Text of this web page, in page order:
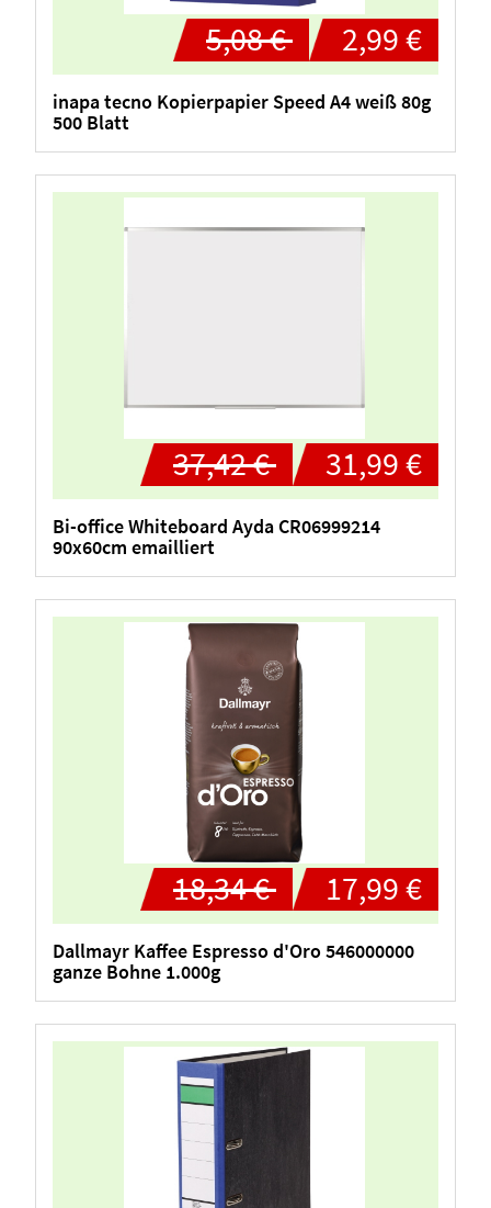
5,08 € 2,99 €
inapa tecno Kopierpapier Speed A4 weiß 80g
500 Blatt
37,42 € 31,99 €
Bi-office Whiteboard Ayda CR06999214
90x60cm emailliert
18,34 € 17,99 €
Dallmayr Kaffee Espresso d'Oro 546000000
ganze Bohne 1.000g